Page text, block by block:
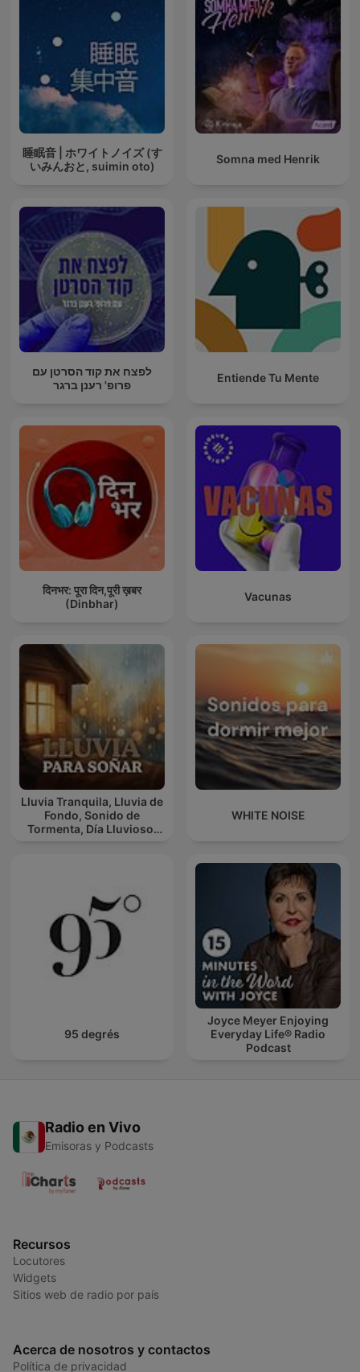
睡眠音 | ホワイトノイズ (す
いみんおと, suimin oto)
Somna med Henrik
לפצח את קוד הסרטן עם
פרופ' רענן ברגר
Entiende Tu Mente
दिनभर: पूरा दिन,पूरी ख़बर
(Dinbhar)
Vacunas
Lluvia Tranquila, Lluvia de
Fondo, Sonido de
Tormenta, Día Lluvioso,
WHITE NOISE
95 degrés
Joyce Meyer Enjoying
Everyday Life® Radio
Podcast
Radio en Vivo
Emisoras y Podcasts
Recursos
Locutores
Widgets
Sitios web de radio por país
Acerca de nosotros y contactos
Política de privacidad